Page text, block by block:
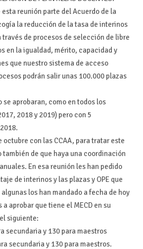
esta reunión parte del Acuerdo de la
la reducción de la tasa de interinos
través de procesos de selección de libre
en la igualdad, mérito, capacidad y
que nuestro sistema de acceso
podrán salir unas 100.000 plazas
se aprobaran, como en todos los
2018 y 2019) pero con 5
octubre con las CCAA, para tratar este
de que haya una coordinación
En esa reunión les han pedido
de interinos y las plazas y OPE que
los han mandado a fecha de hoy
aprobar que tiene el MECD en su
siguiente:
secundaria y 130 para maestros
secundaria y 130 para maestros.